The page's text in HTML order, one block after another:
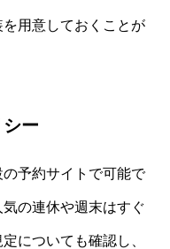
用意しておくことが
ー
予約サイトで可能で
の連休や週末はすぐ
についても確認し、